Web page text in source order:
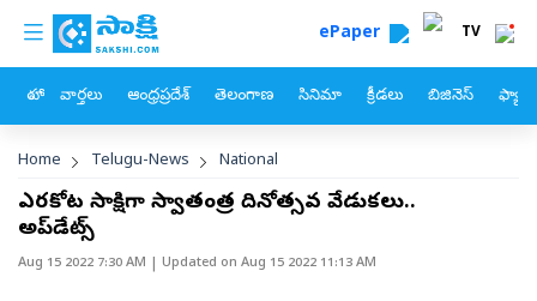
Skip to main content
custom menu ePaper TV
హోం వార్తలు ఆంధ్రప్రదేశ్ తెలంగాణ సినిమా క్రీడలు బిజినెస్
Breadcrumb
Home Telugu-News National
ఎర్రకోట సాక్షిగా స్వాతంత్ర దినోత్సవ వేడుకలు..
అప్‌డేట్స్‌
Aug 15 2022 7:30 AM | Updated on Aug 15 2022 11:13 AM